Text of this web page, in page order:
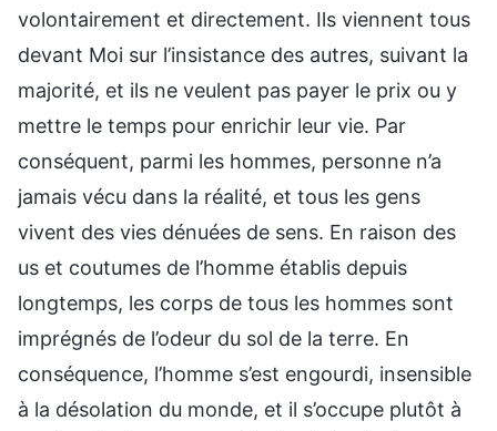
volontairement et directement. Ils viennent tous
devant Moi sur l’insistance des autres, suivant la
majorité, et ils ne veulent pas payer le prix ou y
mettre le temps pour enrichir leur vie. Par
conséquent, parmi les hommes, personne n’a
jamais vécu dans la réalité, et tous les gens
vivent des vies dénuées de sens. En raison des
us et coutumes de l’homme établis depuis
longtemps, les corps de tous les hommes sont
imprégnés de l’odeur du sol de la terre. En
conséquence, l’homme s’est engourdi, insensible
à la désolation du monde, et il s’occupe plutôt à